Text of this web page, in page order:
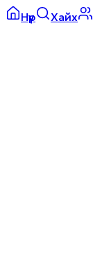
Нүүр Хайх